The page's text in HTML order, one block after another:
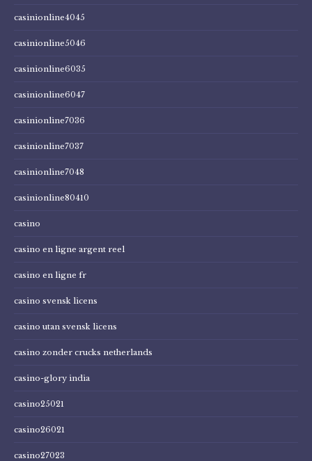
casinionline4045
casinionline5046
casinionline6035
casinionline6047
casinionline7036
casinionline7037
casinionline7048
casinionline80410
casino
casino en ligne argent reel
casino en ligne fr
casino svensk licens
casino utan svensk licens
casino zonder crucks netherlands
casino-glory india
casino25021
casino26021
casino27023